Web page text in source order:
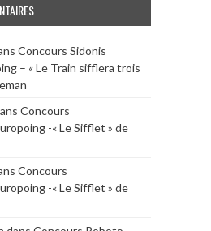
Concours Sidonis
– « Le Train sifflera trois
Concours
-« Le Sifflet » de
Concours
-« Le Sifflet » de